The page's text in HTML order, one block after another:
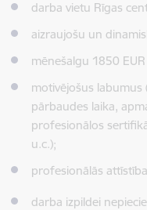
darba vietu Rīgas
aizraujošu un
mēnešalgu 1850
motivējošus labumus
pārbaudes laika,
profesionālos
u.c.);
profesionālās
darba izpildei